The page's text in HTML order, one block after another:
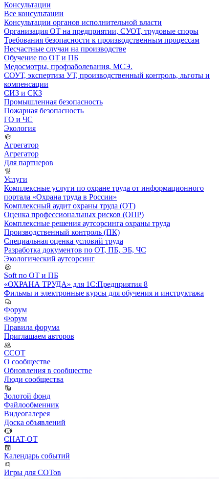
Консультации
Все консультации
Консультации органов исполнительной власти
Организация ОТ на предприятии, СУОТ, трудовые споры
Требования безопасности к производственным процессам
Несчастные случаи на производстве
Обучение по ОТ и ПБ
Медосмотры, профзаболевания, МСЭ.
СОУТ, экспертиза УТ, производственный контроль, льготы и
компенсации
СИЗ и СКЗ
Промышленная безопасность
Пожарная безопасность
ГО и ЧС
Экология
Агрегатор
Агрегатор
Для партнеров
Услуги
Комплексные услуги по охране труда от информационного
портала «Охрана труда в России»
Комплексный аудит охраны труда (ОТ)
Оценка профессиональных рисков (ОПР)
Комплексные решения аутсорсинга охраны труда
Производственный контроль (ПК)
Специальная оценка условий труда
Разработка документов по ОТ, ПБ, ЭБ, ЧС
Экологический аутсорсинг
Soft по ОТ и ПБ
«ОХРАНА ТРУДА» для 1С:Предприятия 8
Фильмы и электронные курсы для обучения и инструктажа
Форум
Форум
Правила форума
Приглашаем авторов
ССОТ
О сообществе
Обновления в сообществе
Люди сообщества
Золотой фонд
Файлообменник
Видеогалерея
Доска объявлений
CHAT-OT
Календарь событий
Игры для СОТов